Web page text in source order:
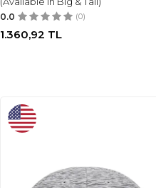
0.0 (0)
1.360,92 TL